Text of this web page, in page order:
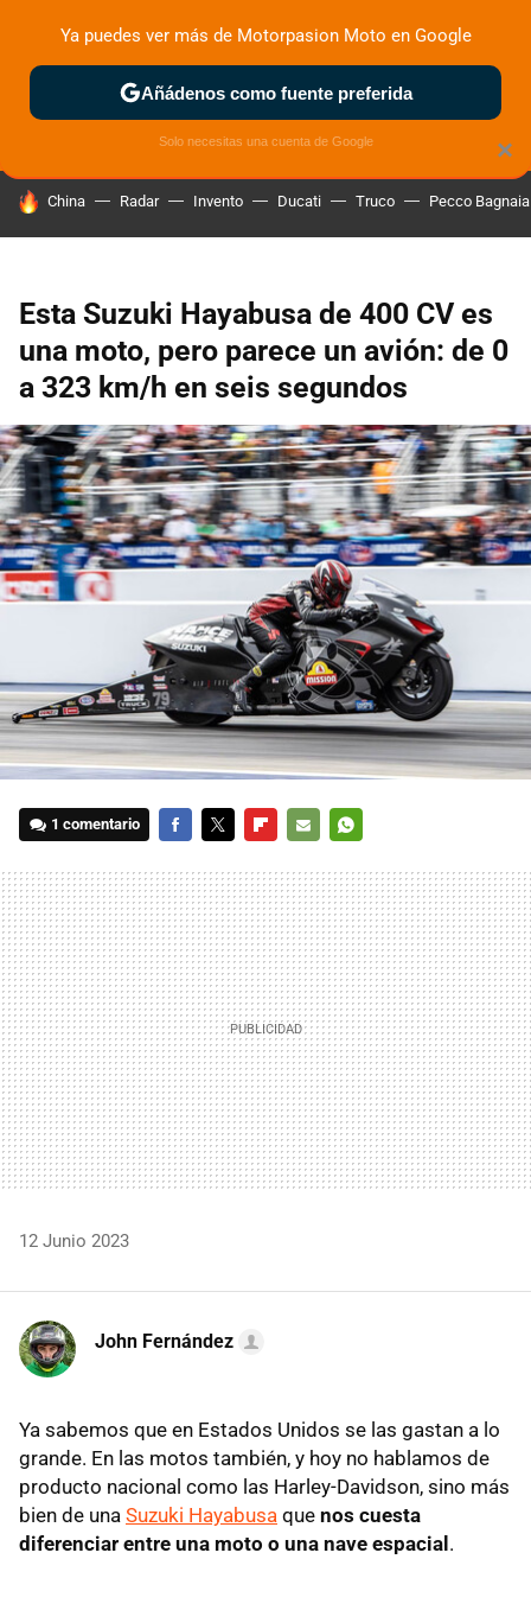
ZONA DE PRUEBAS DEPORTIVAS MOTOS ELÉCTRICAS
HOY SE HABLA DE
China Radar Invento Ducati Truco Pecco Bagnaia
Esta Suzuki Hayabusa de 400 CV es
una moto, pero parece un avión: de 0
a 323 km/h en seis segundos
1 comentario
MAIL
12 Junio 2023
John Fernández
Ya sabemos que en Estados Unidos se las gastan a lo
grande. En las motos también, y hoy no hablamos de
producto nacional como las Harley-Davidson, sino más
bien de una Suzuki Hayabusa que nos cuesta
diferenciar entre una moto o una nave espacial.
×
Ya puedes ver más de Motorpasion Moto en Google
Añádenos como fuente preferida
Solo necesitas una cuenta de Google